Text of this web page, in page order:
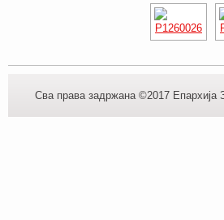
Сва права задржана ©2017 Епархија